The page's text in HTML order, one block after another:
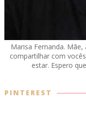
Marisa Fernanda.
compartilhar com
estar. Espero
PINTEREST